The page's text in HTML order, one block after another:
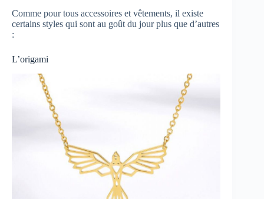
Comme pour tous accessoires et vêtements, il existe
certains styles qui sont au goût du jour plus que d’autres
:
L’origami